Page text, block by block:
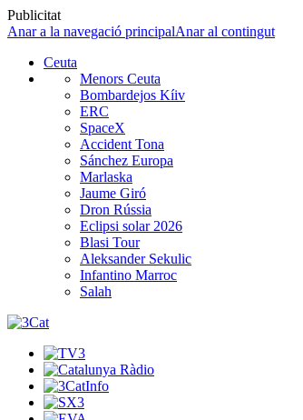
Publicitat
Anar a la navegació principalAnar al contingut
Ceuta
Menors Ceuta
Bombardejos Kíiv
ERC
SpaceX
Accident Tona
Sánchez Europa
Marlaska
Jaume Giró
Dron Rússia
Eclipsi solar 2026
Blasi Tour
Aleksander Sekulic
Infantino Marroc
Salah